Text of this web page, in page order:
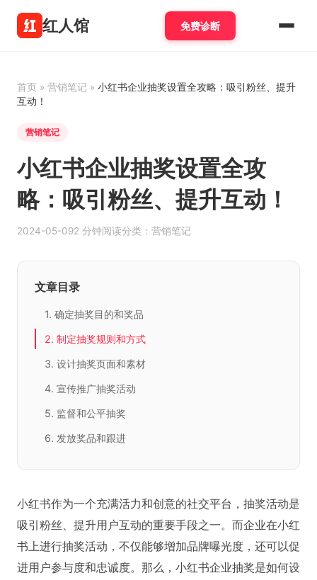
红人馆 免费诊断
首页 » 营销笔记 » 小红书企业抽奖设置全攻略：吸引粉丝、提升
互动！
营销笔记
小红书企业抽奖设置全攻
略：吸引粉丝、提升互动！
2024-05-092 分钟阅读分类：营销笔记
文章目录
1. 确定抽奖目的和奖品
2. 制定抽奖规则和方式
3. 设计抽奖页面和素材
4. 宣传推广抽奖活动
5. 监督和公平抽奖
6. 发放奖品和跟进
小红书作为一个充满活力和创意的社交平台，抽奖活动是
吸引粉丝、提升用户互动的重要手段之一。而企业在小红
书上进行抽奖活动，不仅能够增加品牌曝光度，还可以促
进用户参与度和忠诚度。那么，小红书企业抽奖是如何设